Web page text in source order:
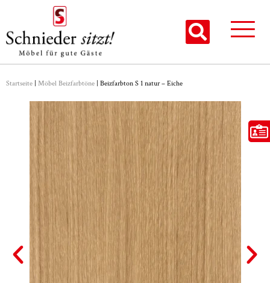
Startseite | Möbel Beizfarbtöne | Beizfarbton S 1 natur – Eiche